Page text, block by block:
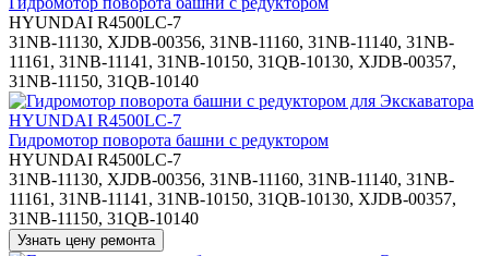
HYUNDAI R4500LC-7
31NB-11130, XJDB-00356, 31NB-11160, 31NB-11140, 31NB-
11161, 31NB-11141, 31NB-10150, 31QB-10130, XJDB-00357,
31NB-11150, 31QB-10140
Гидромотор поворота башни с редуктором
HYUNDAI R4500LC-7
31NB-11130, XJDB-00356, 31NB-11160, 31NB-11140, 31NB-
11161, 31NB-11141, 31NB-10150, 31QB-10130, XJDB-00357,
31NB-11150, 31QB-10140